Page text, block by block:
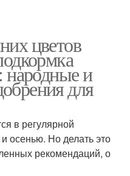
цветов
народные и
для
в регулярной
осенью. Но делать это
рекомендаций, о